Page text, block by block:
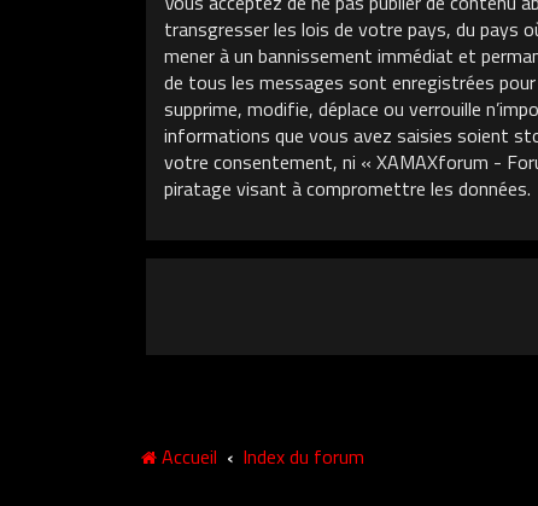
transgresser les lois de votre pays, du pays
mener à un bannissement immédiat et
de tous les messages sont enregistrées
supprime, modifie, déplace ou verrouille
informations que vous avez saisies soient
votre consentement, ni « XAMAXforum -
piratage visant à compromettre les données.
Accueil Index du forum